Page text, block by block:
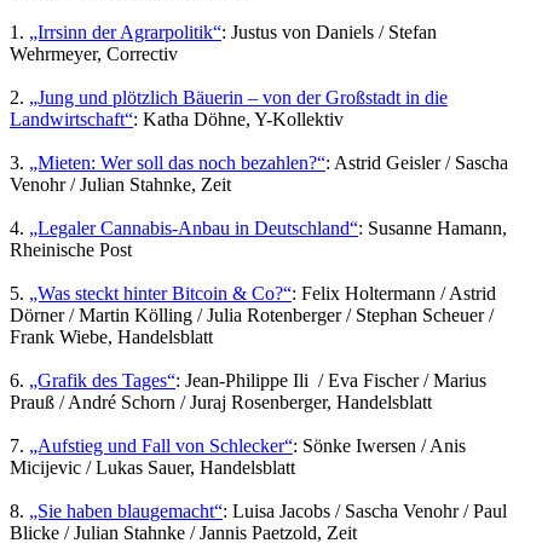
1. „Irrsinn der Agrarpolitik“: Justus von Daniels / Stefan
Wehrmeyer, Correctiv
2. „Jung und plötzlich Bäuerin – von der Großstadt in die
Landwirtschaft“: Katha Döhne, Y-Kollektiv
3. „Mieten: Wer soll das noch bezahlen?“: Astrid Geisler / Sascha
Venohr / Julian Stahnke, Zeit
4. „Legaler Cannabis-Anbau in Deutschland“: Susanne Hamann,
Rheinische Post
5. „Was steckt hinter Bitcoin & Co?“: Felix Holtermann / Astrid
Dörner / Martin Kölling / Julia Rotenberger / Stephan Scheuer /
Frank Wiebe, Handelsblatt
6. „Grafik des Tages“: Jean-Philippe Ili / Eva Fischer / Marius
Prauß / André Schorn / Juraj Rosenberger, Handelsblatt
7. „Aufstieg und Fall von Schlecker“: Sönke Iwersen / Anis
Micijevic / Lukas Sauer, Handelsblatt
8. „Sie haben blaugemacht“: Luisa Jacobs / Sascha Venohr / Paul
Blicke / Julian Stahnke / Jannis Paetzold, Zeit